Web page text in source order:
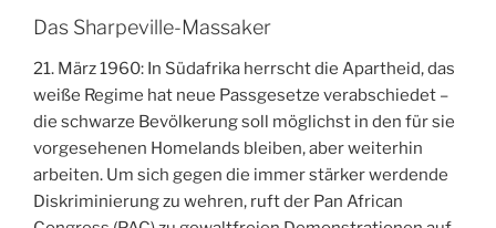
Das Sharpeville-Massaker
21. März 1960: In Südafrika herrscht die Apartheid, das
weiße Regime hat neue Passgesetze verabschiedet –
die schwarze Bevölkerung soll möglichst in den für sie
vorgesehenen Homelands bleiben, aber weiterhin
arbeiten. Um sich gegen die immer stärker werdende
Diskriminierung zu wehren, ruft der Pan African